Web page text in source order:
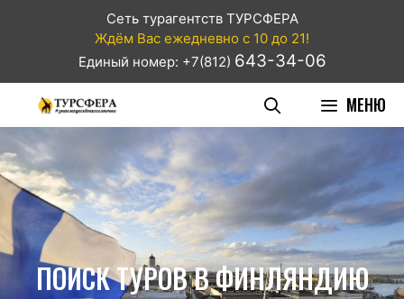
Сеть турагентств ТУРСФЕРА
Ждём Вас ежедневно с 10 до 21!
Единый номер: +7(812) 643-34-06
МЕНЮ
ПОИСК ТУРОВ В ФИНЛЯНДИЮ